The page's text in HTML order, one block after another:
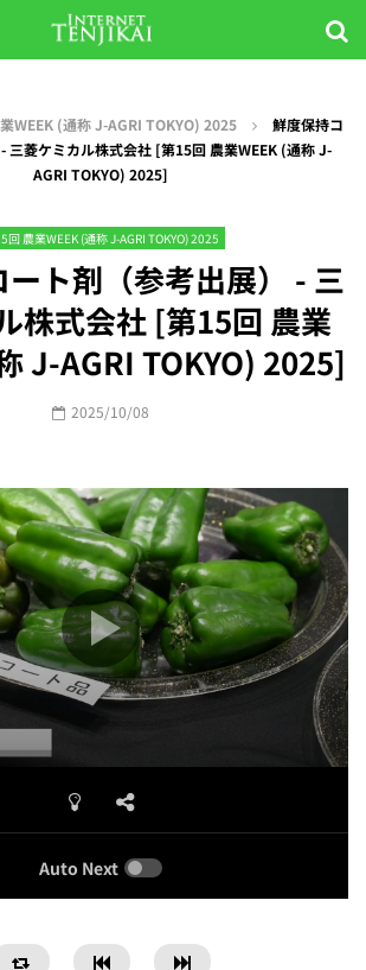
WEEK (通称 J-AGRI TOKYO) 2025
鮮度保持コ
三菱ケミカル株式会社 [第15回 農業WEEK (通称 J-
AGRI TOKYO) 2025]
回 農業WEEK (通称 J-AGRI TOKYO) 2025
ト剤（参考出展） - 三
株式会社 [第15回 農業
J-AGRI TOKYO) 2025]
2025/10/08
Auto Next